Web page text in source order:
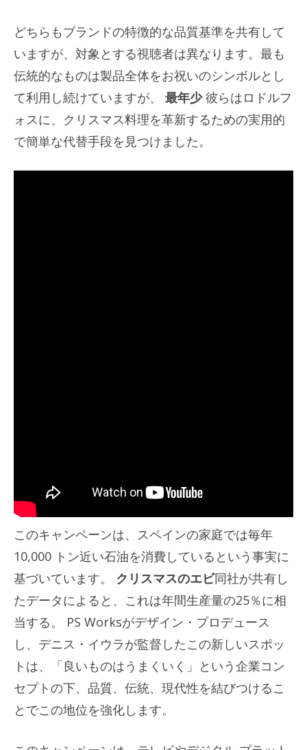
どちらもブランドの特徴的な品質基準を共有して
いますが、対象とする視聴者は異なります。最も
伝統的なものは製品全体をお祝いのシンボルとし
て利用し続けていますが、 最年少彼らはロドルフ
ォスに、クリスマス料理を革新するための実用的
で簡単な代替手段を見つけました。
このキャンペーンは、スペインの家庭では毎年
10,000 トン近い石油を消費しているという事実に
基づいています。 クリスマスのエビ同社が共有し
たデータによると、これは年間生産量の25％に相
当する。 PS Worksがデザイン・プロデュース
し、デニス・イウラが監督したこの新しいスポッ
トは、「良いものはうまくいく」という企業コン
セプトの下、品質、伝統、現代性を結びつけるこ
とでこの地位を強化します。